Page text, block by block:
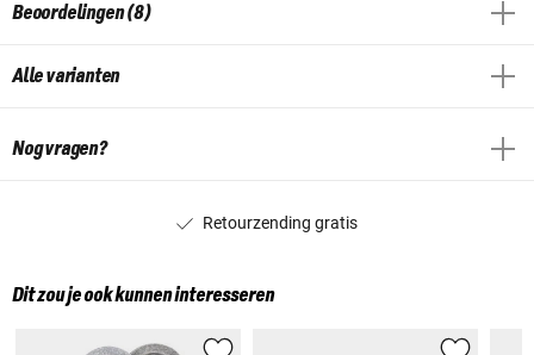
Beoordelingen (8)
Alle varianten
Nog vragen?
Retourzending gratis
Dit zou je ook kunnen interesseren